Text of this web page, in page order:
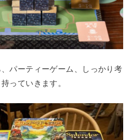
パーティーゲーム、しっかり考
っていきます。